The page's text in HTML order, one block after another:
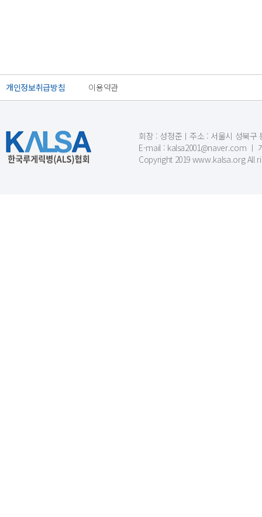
개인정보취급방침 이용약관
회장 : 성정준ㅣ주소 : 서울시 성북구
E-mail : kalsa2001@naver.com ㅣ
Copyright 2019 www.kalsa.org All